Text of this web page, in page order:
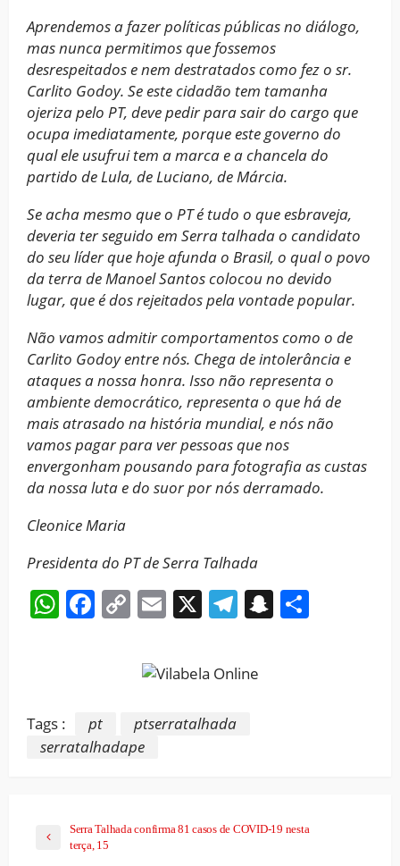
Aprendemos a fazer políticas públicas no diálogo,
mas nunca permitimos que fossemos
desrespeitados e nem destratados como fez o sr.
Carlito Godoy. Se este cidadão tem tamanha
ojeriza pelo PT, deve pedir para sair do cargo que
ocupa imediatamente, porque este governo do
qual ele usufrui tem a marca e a chancela do
partido de Lula, de Luciano, de Márcia.
Se acha mesmo que o PT é tudo o que esbraveja,
deveria ter seguido em Serra talhada o candidato
do seu líder que hoje afunda o Brasil, o qual o povo
da terra de Manoel Santos colocou no devido
lugar, que é dos rejeitados pela vontade popular.
Não vamos admitir comportamentos como o de
Carlito Godoy entre nós. Chega de intolerância e
ataques a nossa honra. Isso não representa o
ambiente democrático, representa o que há de
mais atrasado na história mundial, e nós não
vamos pagar para ver pessoas que nos
envergonham pousando para fotografia as custas
da nossa luta e do suor por nós derramado.
Cleonice Maria
Presidenta do PT de Serra Talhada
WhatsApp
Facebook
CopyEmail
X Telegram
Snapchat
Tags : pt
ptserratalhada
serratalhadape
Serra Talhada confirma 81 casos de COVID-19 nesta
terça, 15